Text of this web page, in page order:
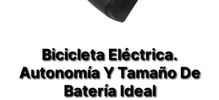
Bicicleta Eléctrica.
Autonomía Y Tamaño De
Batería Ideal